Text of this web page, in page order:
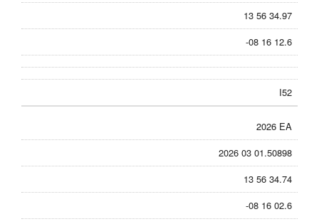
13 56 34.97
-08 16 12.6
I52
2026 EA
2026 03 01.50898
13 56 34.74
-08 16 02.6